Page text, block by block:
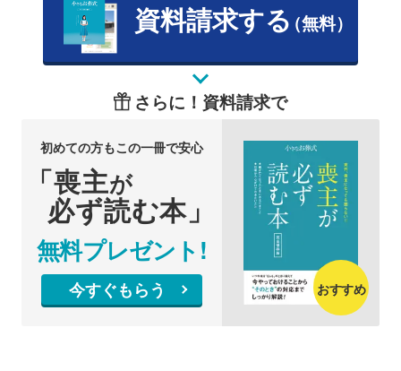
資料請求する（無料）
さらに！資料請求で
初めての方もこの一冊で安心
「喪主が
必ず読む本」
無料プレゼント!
今すぐもらう おすすめ